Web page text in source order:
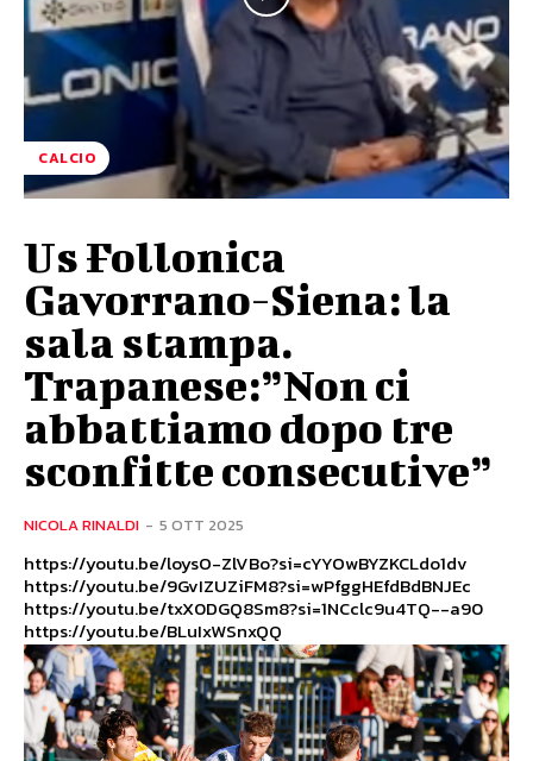
CALCIO
Us Follonica
Gavorrano-Siena: la
sala stampa.
Trapanese:”Non ci
abbattiamo dopo tre
sconfitte consecutive”
NICOLA RINALDI - 5 OTT 2025
https://youtu.be/loysO-ZlVBo?si=cYYOwBYZKCLdo1dv
https://youtu.be/9GvIZUZiFM8?si=wPfggHEfdBdBNJEc
https://youtu.be/txX0DGQ8Sm8?si=1NCclc9u4TQ--a90
https://youtu.be/BLuIxWSnxQQ